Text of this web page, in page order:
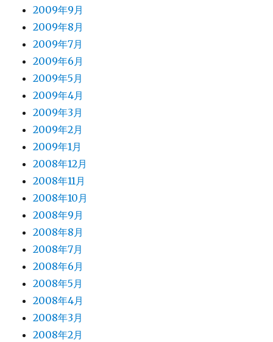
2009年9月
2009年8月
2009年7月
2009年6月
2009年5月
2009年4月
2009年3月
2009年2月
2009年1月
2008年12月
2008年11月
2008年10月
2008年9月
2008年8月
2008年7月
2008年6月
2008年5月
2008年4月
2008年3月
2008年2月